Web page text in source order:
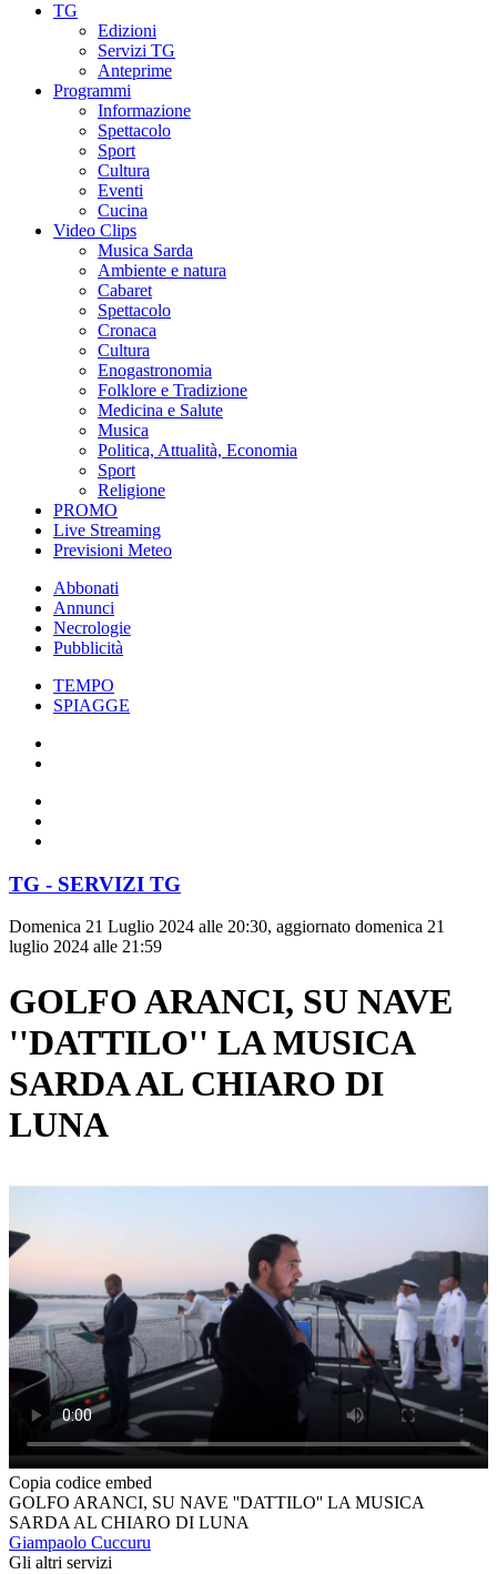
TG
Edizioni
Servizi TG
Anteprime
Programmi
Informazione
Spettacolo
Sport
Cultura
Eventi
Cucina
Video Clips
Musica Sarda
Ambiente e natura
Cabaret
Spettacolo
Cronaca
Cultura
Enogastronomia
Folklore e Tradizione
Medicina e Salute
Musica
Politica, Attualità, Economia
Sport
Religione
PROMO
Live Streaming
Previsioni Meteo
Abbonati
Annunci
Necrologie
Pubblicità
TEMPO
SPIAGGE
TG - SERVIZI TG
Domenica 21 Luglio 2024 alle 20:30, aggiornato domenica 21
luglio 2024 alle 21:59
GOLFO ARANCI, SU NAVE
''DATTILO'' LA MUSICA
SARDA AL CHIARO DI
LUNA
Copia codice embed
GOLFO ARANCI, SU NAVE ''DATTILO'' LA MUSICA
SARDA AL CHIARO DI LUNA
Giampaolo Cuccuru
Gli altri servizi